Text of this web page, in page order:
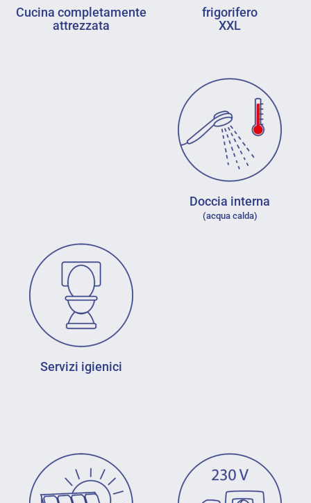
Cucina completamente
attrezzata
frigorifero
XXL
Doccia interna
(acqua calda)
Servizi igienici